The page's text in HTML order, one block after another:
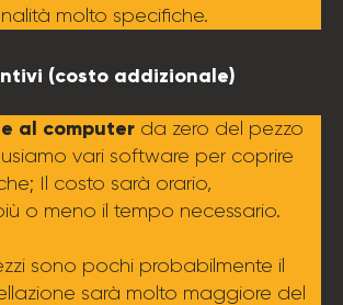
molto specifiche.
(costo addizionale)
al computer da zero del pezzo
vari software per coprire
Il costo sarà orario,
o meno il tempo necessario.
sono pochi probabilmente il
sarà molto maggiore del